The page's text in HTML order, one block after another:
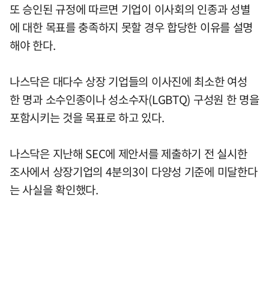
또 승인된 규정에 따르면 기업이 이사회의 인종과 성별
에 대한 목표를 충족하지 못할 경우 합당한 이유를 설명
해야 한다.
나스닥은 대다수 상장 기업들의 이사진에 최소한 여성
한 명과 소수인종이나 성소수자(LGBTQ) 구성원 한 명을
포함시키는 것을 목표로 하고 있다.
나스닥은 지난해 SEC에 제안서를 제출하기 전 실시한
조사에서 상장기업의 4분의3이 다양성 기준에 미달한다
는 사실을 확인했다.